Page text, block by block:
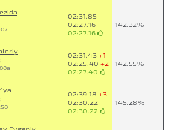
02:31.85
02:27.16
02:27.16
142.32%
02:31.43 +1
02:25.40 +2
02:27.40
142.55%
02:39.18 +3
02:30.22
02:30.22
145.28%
Evgeniy